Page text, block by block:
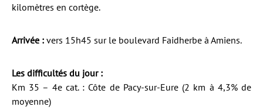
kilomètres en cortège.
Arrivée : vers 15h45 sur le boulevard Faidherbe à Amiens.
Les difficultés du jour :
Km 35 – 4e cat. : Côte de Pacy-sur-Eure (2 km à 4,3% de
moyenne)